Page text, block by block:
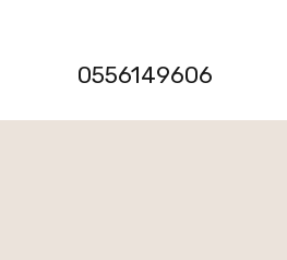
0556149606